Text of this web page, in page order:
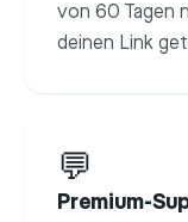
von 60 Tagen
deinen Link
💬
Premium-